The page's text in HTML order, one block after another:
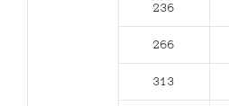
236
266
313